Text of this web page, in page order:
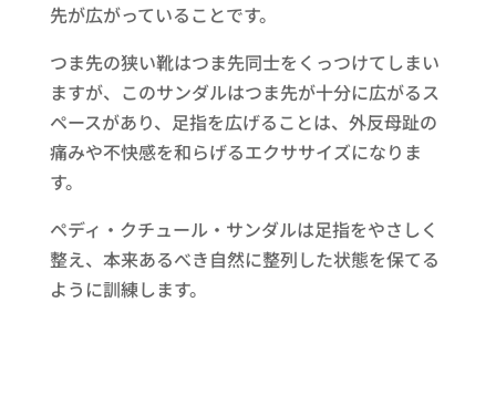
先が広がっていることです。
つま先の狭い靴はつま先同士をくっつけてしまい
ますが、このサンダルはつま先が十分に広がるス
ペースがあり、足指を広げることは、外反母趾の
痛みや不快感を和らげるエクササイズになりま
す。
ペディ・クチュール・サンダルは足指をやさしく
整え、本来あるべき自然に整列した状態を保てる
ように訓練します。